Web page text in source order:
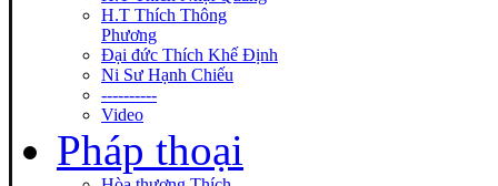
H.T Thích Thông
Phương
Đại đức Thích Khế Định
Ni Sư Hạnh Chiếu
----------
Video
Pháp thoại